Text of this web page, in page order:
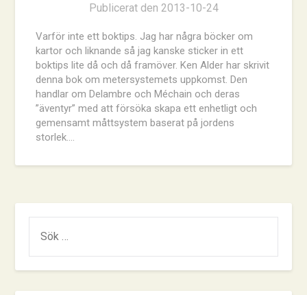
Publicerat den 2013-10-24
Varför inte ett boktips. Jag har några böcker om
kartor och liknande så jag kanske sticker in ett
boktips lite då och då framöver. Ken Alder har skrivit
denna bok om metersystemets uppkomst. Den
handlar om Delambre och Méchain och deras
”äventyr” med att försöka skapa ett enhetligt och
gemensamt måttsystem baserat på jordens
storlek….
EFTER: